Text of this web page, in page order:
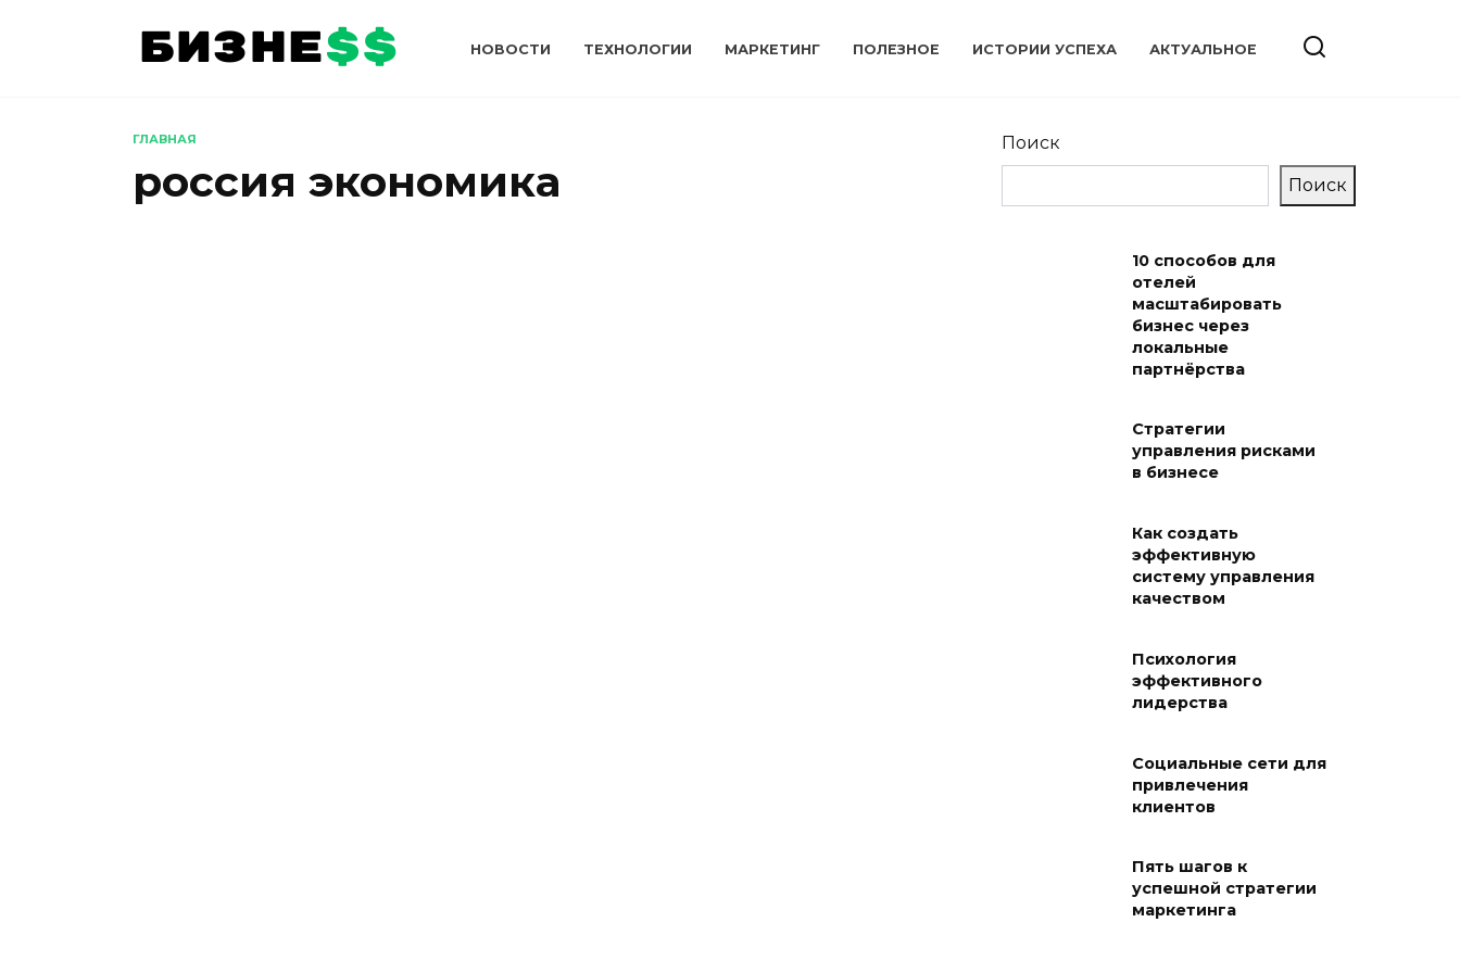
НОВОСТИ ТЕХНОЛОГИИ МАРКЕТИНГ ПОЛЕЗНОЕ ИСТОРИИ УСПЕХА АКТУАЛЬНОЕ
ГЛАВНАЯ
россия экономика
Поиск
Поиск
10 способов для
отелей
масштабировать
бизнес через
локальные
партнёрства
Стратегии
управления рисками
в бизнесе
Как создать
эффективную
систему управления
качеством
Психология
эффективного
лидерства
Социальные сети для
привлечения
клиентов
Пять шагов к
успешной стратегии
маркетинга